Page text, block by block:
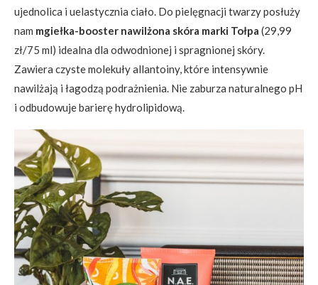
ujednolica i uelastycznia ciało. Do pielęgnacji twarzy posłuży
nam mgiełka-booster nawilżona skóra marki Tołpa (29,99
zł/75 ml) idealna dla odwodnionej i spragnionej skóry.
Zawiera czyste molekuły allantoiny, które intensywnie
nawilżają i łagodzą podrażnienia. Nie zaburza naturalnego pH
i odbudowuje barierę hydrolipidową.